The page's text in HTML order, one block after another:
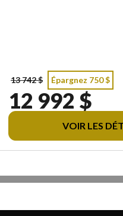
13 742 $ Épargnez 750 $
12 992 $
VOIR LES